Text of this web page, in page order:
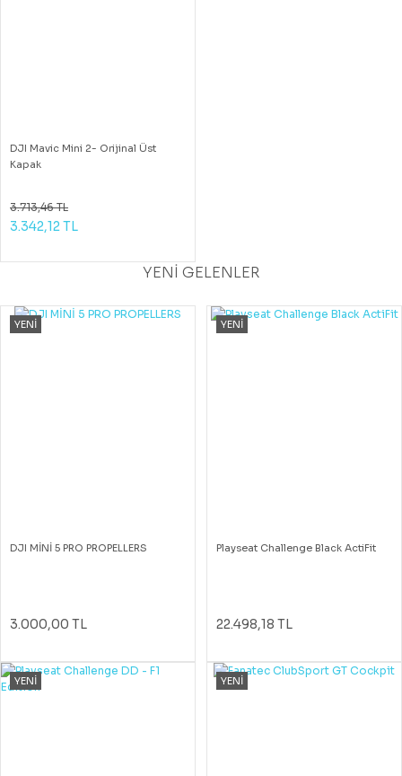
DJI Mavic Mini 2- Orijinal Üst
Kapak
3.713,46 TL
3.342,12 TL
YENİ GELENLER
YENİ
DJI MİNİ 5 PRO PROPELLERS
3.000,00 TL
YENİ
Playseat Challenge Black ActiFit
22.498,18 TL
YENİ YENİ